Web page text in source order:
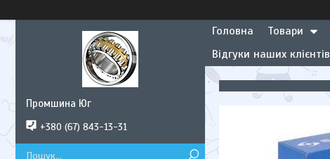
Головна Товари
Відгуки наших клієнтів
Промшина Юг
+380 (67) 843-13-31